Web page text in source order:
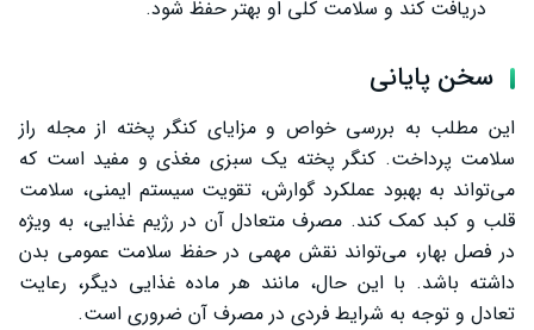
دریافت کند و سلامت کلی او بهتر حفظ شود.
سخن پایانی
این مطلب به بررسی خواص و مزایای کنگر پخته از مجله راز
سلامت پرداخت. کنگر پخته یک سبزی مغذی و مفید است که
می‌تواند به بهبود عملکرد گوارش، تقویت سیستم ایمنی، سلامت
قلب و کبد کمک کند. مصرف متعادل آن در رژیم غذایی، به ویژه
در فصل بهار، می‌تواند نقش مهمی در حفظ سلامت عمومی بدن
داشته باشد. با این حال، مانند هر ماده غذایی دیگر، رعایت
تعادل و توجه به شرایط فردی در مصرف آن ضروری است.